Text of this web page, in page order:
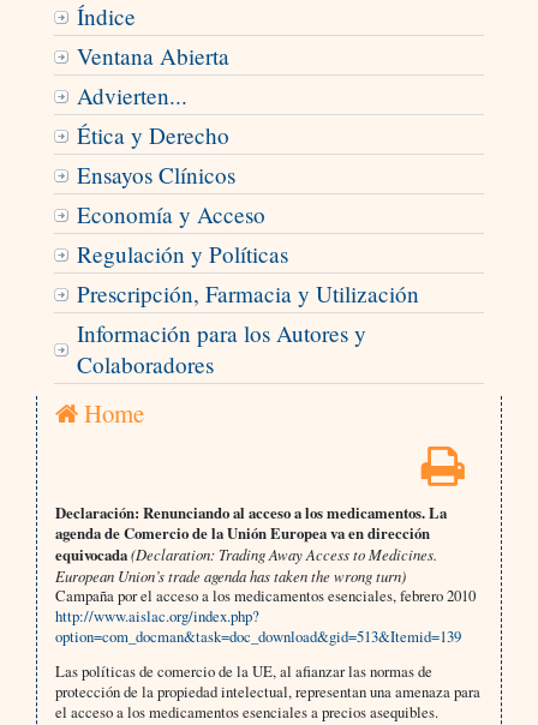
Índice
Ventana Abierta
Advierten...
Ética y Derecho
Ensayos Clínicos
Economía y Acceso
Regulación y Políticas
Prescripción, Farmacia y Utilización
Información para los Autores y
Colaboradores
Home
Declaración: Renunciando al acceso a los medicamentos. La
agenda de Comercio de la Unión Europea va en dirección
equivocada(Declaration: Trading Away Access to Medicines.
European Union’s trade agenda has taken the wrong turn)
Campaña por el acceso a los medicamentos esenciales, febrero 2010
http://www.aislac.org/index.php?
option=com_docman&task=doc_download&gid=513&Itemid=139
Las políticas de comercio de la UE, al afianzar las normas de
protección de la propiedad intelectual, representan una amenaza para
el acceso a los medicamentos esenciales a precios asequibles.